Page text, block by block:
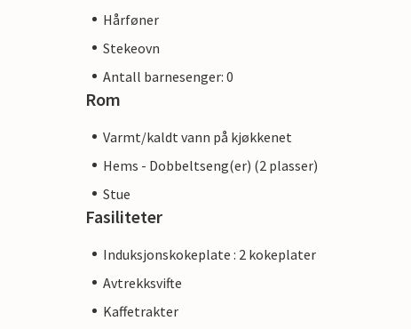
Hårføner
Stekeovn
Antall barnesenger: 0
Rom
Varmt/kaldt vann på kjøkkenet
Hems - Dobbeltseng(er) (2 plasser)
Stue
Fasiliteter
Induksjonskokeplate : 2 kokeplater
Avtrekksvifte
Kaffetrakter